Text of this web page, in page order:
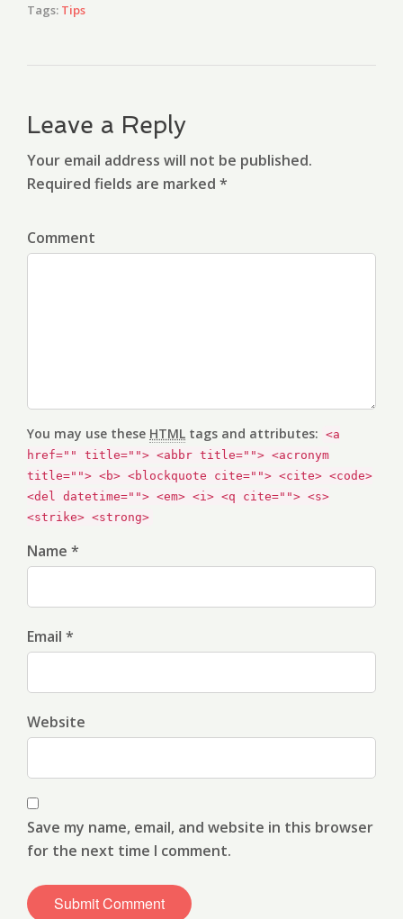
Tags: Tips
Leave a Reply
Your email address will not be published.
Required fields are marked *
Comment
You may use these HTML tags and attributes: <a
href="" title=""> <abbr title=""> <acronym
title=""> <b> <blockquote cite=""> <cite> <code>
<del datetime=""> <em> <i> <q cite=""> <s>
<strike> <strong>
Name *
Email *
Website
Save my name, email, and website in this browser
for the next time I comment.